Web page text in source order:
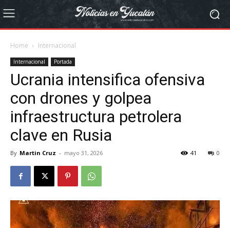
Home Internacional
Internacional Portada
Ucrania intensifica ofensiva
con drones y golpea
infraestructura petrolera
clave en Rusia
By Martin Cruz - mayo 31, 2026 0
41